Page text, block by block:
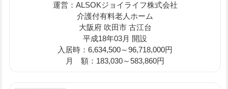
運営：ALSOKジョイライフ株式会社
介護付有料老人ホーム
大阪府 吹田市 古江台
平成18年03月 開設
入居時：6,634,500～96,718,000円
月 額：183,030～583,860円